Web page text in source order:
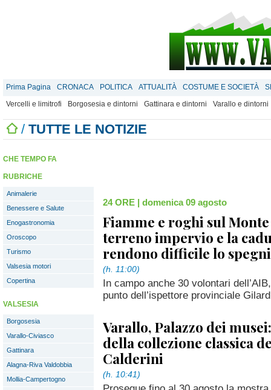
Prima Pagina CRONACA POLITICA ATTUALITÀ COSTUME E SOCIETÀ
Vercelli e limitrofi
Borgosesia e dintorni Gattinara e dintorni Varallo e dintorni
/ TUTTE LE NOTIZIE
CHE TEMPO FA
RUBRICHE
Animalerie
Benessere e Salute
Enogastronomia
Oroscopo
Turismo
Valsesia motori
Copertina
VALSESIA
Borgosesia
Varallo-Civiasco
Gattinara
Alagna-Riva Valdobbia
Mollia-Campertogno
24 ORE | domenica 09 agosto
Fiamme e roghi sul
terreno impervio e la
rendono difficile lo
(h. 11:00)
In campo anche 30 volontari
punto dell’ispettore provinciale
Varallo, Palazzo dei
della collezione classica
Calderini
(h. 10:41)